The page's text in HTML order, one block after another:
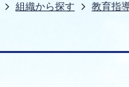
組織から探す 教育指